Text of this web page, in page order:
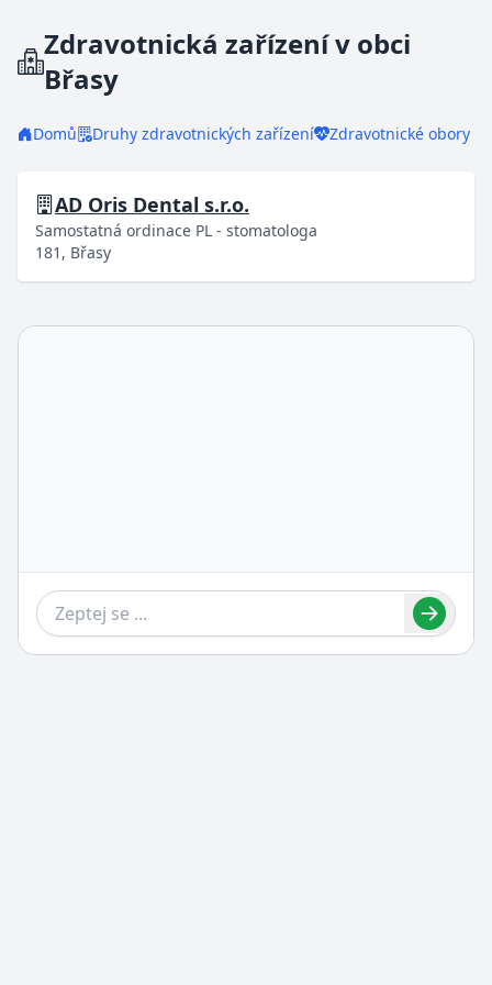
Zdravotnická zařízení v obci
Břasy
Domů Druhy zdravotnických zařízení Zdravotnické obory
AD Oris Dental s.r.o.
Samostatná ordinace PL - stomatologa
181, Břasy